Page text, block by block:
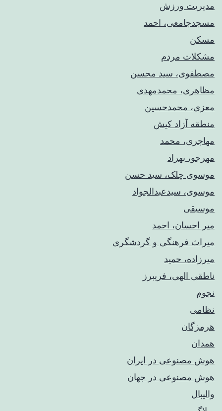
مدیریت ورزش
مسجدجامعی، احمد
مسکن
مشکلات مردم
مصطفوی، سید محسن
مظاهری، محمدمهدی
معزی، محمدحسین
منطقه آزاد کیش
مهاجری، محمد
مهرجو، بهراد
موسوی چلک، سید حسن
موسوی، سیدعبدالجواد
موسیقی
میر احسان، احمد
میراث فرهنگی و گردشگری
میرزاده، حمید
ناطقی الهی، فریبرز
نجوم
نظامی
هرمزگان
همدان
هوش مصنوعی در ایران
هوش مصنوعی در جهان
والیبال